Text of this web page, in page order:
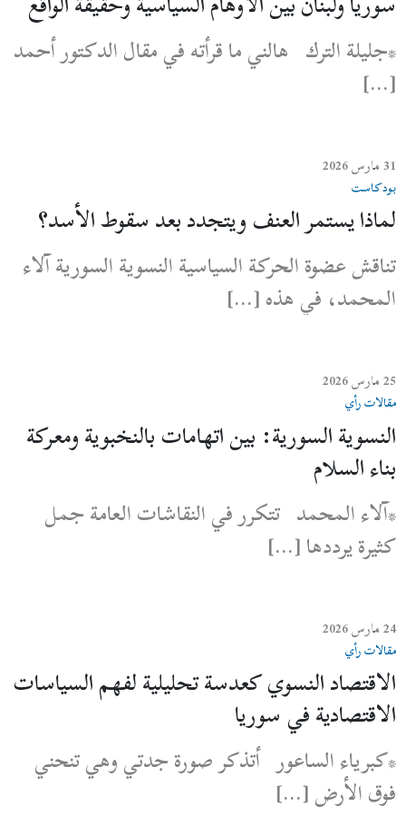
*جليلة الترك هالني ما قرأته في مقال الدكتور أحمد
[…]
31 مارس 2026
بودكاست
لماذا يستمر العنف ويتجدد بعد سقوط الأسد؟
تناقش عضوة الحركة السياسية النسوية السورية آلاء
المحمد، في هذه […]
25 مارس 2026
مقالات رأي
النسوية السورية: بين اتهامات بالنخبوية ومعركة
بناء السلام
*آلاء المحمد تتكرر في النقاشات العامة جمل
كثيرة يرددها […]
24 مارس 2026
مقالات رأي
الاقتصاد النسوي كعدسة تحليلية لفهم السياسات
الاقتصادية في سوريا
*كبرياء الساعور أتذكر صورة جدتي وهي تنحني
فوق الأرض […]